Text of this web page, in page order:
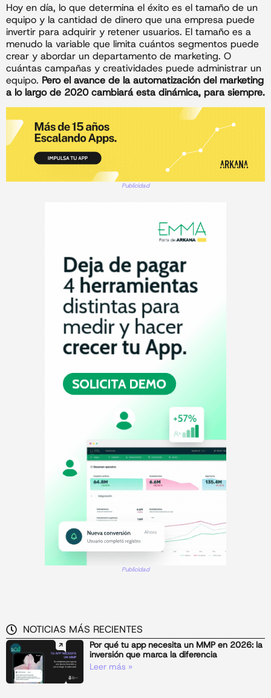
Hoy en día, lo que determina el éxito es el tamaño de un
equipo y la cantidad de dinero que una empresa puede
invertir para adquirir y retener usuarios. El tamaño es a
menudo la variable que limita cuántos segmentos puede
crear y abordar un departamento de marketing. O
cuántas campañas y creatividades puede administrar un
equipo. Pero el avance de la automatización del marketing
a lo largo de 2020 cambiará esta dinámica, para siempre.
Publicidad
Publicidad
NOTICIAS MÁS RECIENTES
Por qué tu app necesita un MMP en 2026: la
inversión que marca la diferencia
Leer más »